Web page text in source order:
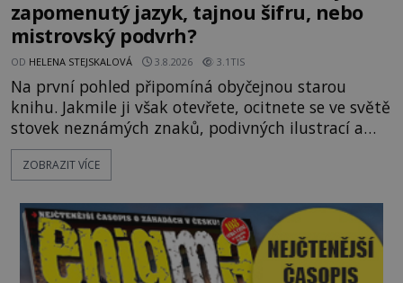
zapomenutý jazyk, tajnou šifru, nebo
mistrovský podvrh?
OD HELENA STEJSKALOVÁ 3.8.2026 3.1TIS
Na první pohled připomíná obyčejnou starou
knihu. Jakmile ji však otevřete, ocitnete se ve světě
stovek neznámých znaků, podivných ilustrací a
textu, který už téměř dvě století vzdoruje všem
pokusům o rozluštění. Rohoncský kodex patří mezi
jistotou neví, kdo jej napsal, kdy vznikl ani co
vlastně vypráví. Rohoncský kodex se poprvé
objevuje v roce
ZOBRAZIT VÍCE